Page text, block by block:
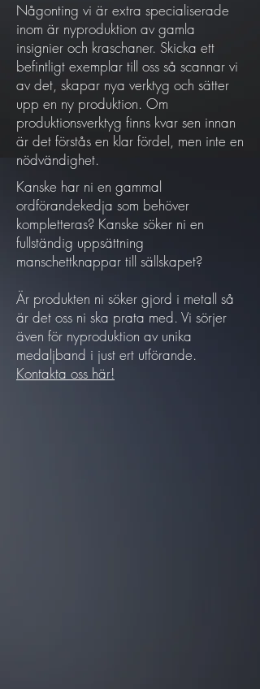
Någonting vi är extra specialiserade
inom är nyproduktion av gamla
insignier och kraschaner. Skicka ett
befintligt exemplar till oss så scannar vi
av det, skapar nya verktyg och sätter
upp en ny produktion. Om
produktionsverktyg finns kvar sen innan
är det förstås en klar fördel, men inte en
nödvändighet.
Kanske har ni en gammal
ordförandekedja som behöver
kompletteras? Kanske söker ni en
fullständig uppsättning
manschettknappar till sällskapet?
Är produkten ni söker gjord i metall så
är det oss ni ska prata med. Vi sörjer
även för nyproduktion av unika
medaljband i just ert utförande.
Kontakta oss här!